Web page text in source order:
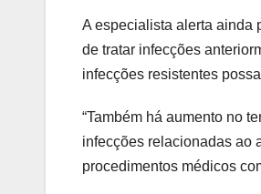
A especialista alerta ainda
de tratar infecções
infecções resistentes
“Também há aumento no
infecções relacionadas ao
procedimentos médicos